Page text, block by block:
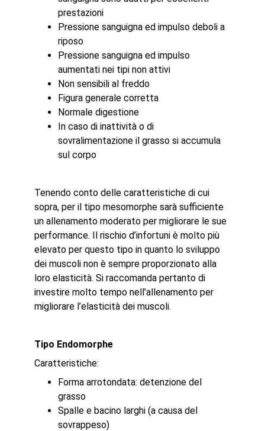
prestazioni
Pressione sanguigna ed impulso deboli a
riposo
Pressione sanguigna ed impulso
aumentati nei tipi non attivi
Non sensibili al freddo
Figura generale corretta
Normale digestione
In caso di inattività o di
sovralimentazione il grasso si accumula
sul corpo
Tenendo conto delle caratteristiche di cui
sopra, per il tipo mesomorphe sarà sufficiente
un allenamento moderato per migliorare le sue
performance. Il rischio d’infortuni è molto più
elevato per questo tipo in quanto lo sviluppo
dei muscoli non è sempre proporzionato alla
loro elasticità. Si raccomanda pertanto di
investire molto tempo nell’allenamento per
migliorare l’elasticità dei muscoli.
Tipo Endomorphe
Caratteristiche:
Forma arrotondata: detenzione del
grasso
Spalle e bacino larghi (a causa del
sovrappeso)